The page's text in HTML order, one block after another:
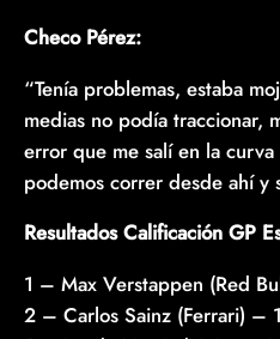
Checo Pérez:
“Tenía problemas, estaba
medias no podía traccionar,
error que me salí en la
podemos correr desde ahí y
Resultados Calificación GP
1 – Max Verstappen (Red
2 – Carlos Sainz (Ferrari) –